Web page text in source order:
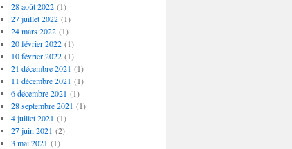
28 août 2022(1)
27 juillet 2022(1)
24 mars 2022(1)
20 février 2022(1)
10 février 2022(1)
21 décembre 2021 (1)
11 décembre 2021 (1)
6 décembre 2021 (1)
28 septembre 2021 (1)
4 juillet 2021 (1)
27 juin 2021 (2)
3 mai 2021 (1)